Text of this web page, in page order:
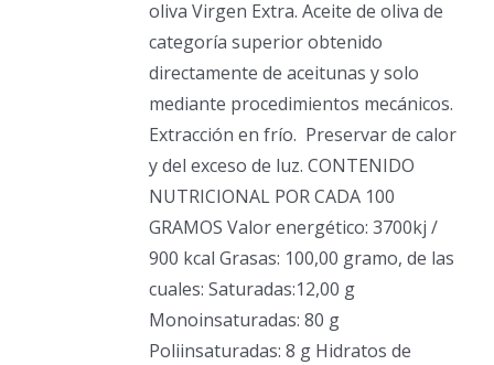
oliva Virgen Extra. Aceite de oliva de
categoría superior obtenido
directamente de aceitunas y solo
mediante procedimientos mecánicos.
Extracción en frío. Preservar de calor
y del exceso de luz. CONTENIDO
NUTRICIONAL POR CADA 100
GRAMOS Valor energético: 3700kj /
900 kcal Grasas: 100,00 gramo, de las
cuales: Saturadas:12,00 g
Monoinsaturadas: 80 g
Poliinsaturadas: 8 g Hidratos de